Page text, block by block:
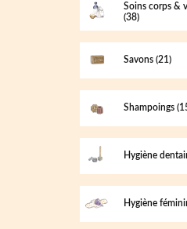
Soins corps &
(38)
Savons (21)
Shampoings
Hygiène
Hygiène